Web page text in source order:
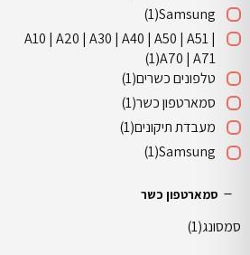
Samsung
(1)
A10 | A20 | A30 | A40 | A50 | A51 |
A70 | A71
(1)
טלפונים כשרים(1)
סמארטפון כשר(1)
מעבדת תיקונים(1)
Samsung
(1)
סמארטפון כשר
סמסונג(1)